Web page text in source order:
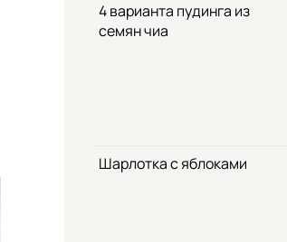
4 варианта пудинга из
семян чиа
Шарлотка с яблоками